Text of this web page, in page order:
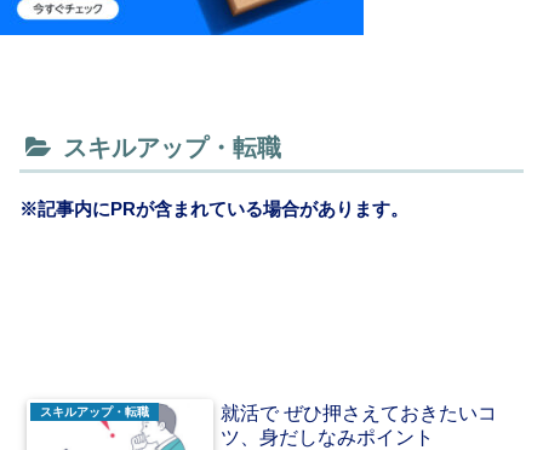
スキルアップ・転職
※記事内にPRが含まれている場合があります。
スキルアップ・転職
就活で ぜひ押さえておきたいコ
ツ、身だしなみポイント